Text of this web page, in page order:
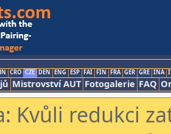
CRO CZE DEN ENG ESP FAI FIN FRA GER GRE INA
Mistrovství AUT Fotogalerie FAQ
Kvůli redukci